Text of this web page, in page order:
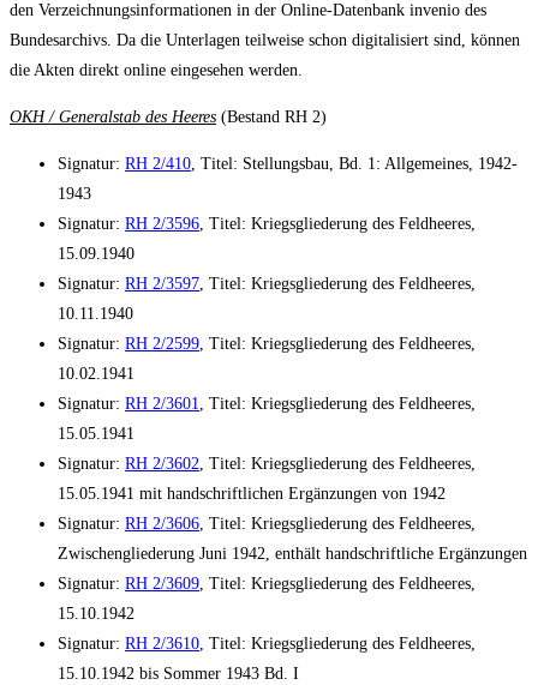
den Verzeichnungsinformationen in der Online-Datenbank invenio des
Bundesarchivs. Da die Unterlagen teilweise schon digitalisiert sind, können
die Akten direkt online eingesehen werden.
OKH / Generalstab des Heeres (Bestand RH 2)
Signatur: RH 2/410, Titel: Stellungsbau, Bd. 1: Allgemeines, 1942-
1943
Signatur: RH 2/3596, Titel: Kriegsgliederung des Feldheeres,
15.09.1940
Signatur: RH 2/3597, Titel: Kriegsgliederung des Feldheeres,
10.11.1940
Signatur: RH 2/2599, Titel: Kriegsgliederung des Feldheeres,
10.02.1941
Signatur: RH 2/3601, Titel: Kriegsgliederung des Feldheeres,
15.05.1941
Signatur: RH 2/3602, Titel: Kriegsgliederung des Feldheeres,
15.05.1941 mit handschriftlichen Ergänzungen von 1942
Signatur: RH 2/3606, Titel: Kriegsgliederung des Feldheeres,
Zwischengliederung Juni 1942, enthält handschriftliche Ergänzungen
Signatur: RH 2/3609, Titel: Kriegsgliederung des Feldheeres,
15.10.1942
Signatur: RH 2/3610, Titel: Kriegsgliederung des Feldheeres,
15.10.1942 bis Sommer 1943 Bd. I